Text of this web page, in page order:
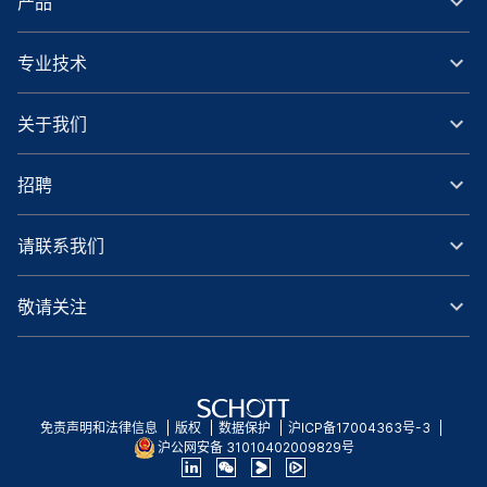
专业技术
关于我们
招聘
请联系我们
敬请关注
免责声明和法律信息 版权 数据保护
沪ICP备17004363号-3
沪公网安备 31010402009829号